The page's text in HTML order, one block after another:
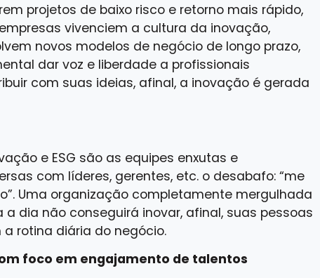
projetos de baixo risco e retorno mais rápido,
vivenciem a cultura da inovação,
novos modelos de negócio de longo prazo,
dar voz e liberdade a profissionais
com suas ideias, afinal, a inovação é gerada
e ESG são as equipes enxutas e
com líderes, gerentes, etc. o desabafo: “me
Uma organização completamente mergulhada
dia não conseguirá inovar, afinal, suas pessoas
rotina diária do negócio.
foco em engajamento de talentos